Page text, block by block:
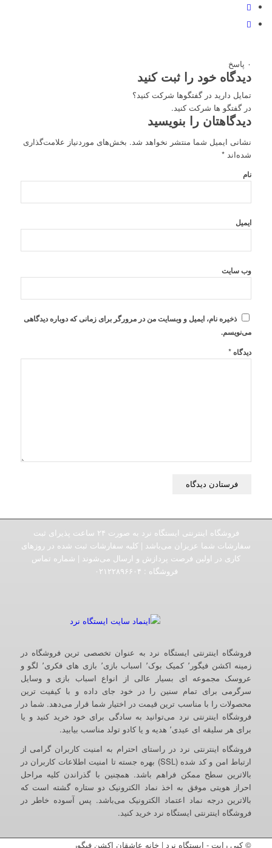
۰ پاسخ
دیدگاه خود را ثبت کنید
تمایل دارید در گفتگوها شرکت کنید؟
در گفتگو ها شرکت کنید.
دیدگاهتان را بنویسید
نشانی ایمیل شما منتشر نخواهد شد. بخش‌های موردنیاز علامت‌گذاری
شده‌اند *
نام
ایمیل
وب‌ سایت
ذخیره نام، ایمیل و وبسایت من در مرورگر برای زمانی که دوباره دیدگاهی
می‌نویسم.
دیدگاه*
فروشگاه اینترنتی ایستگاه نرد به صورت ۲۴ ساعت پذیرای ثبت
سفارشات شما عزیزان می‌باشد | کلیه سفارشات ثبت شده در روزهای
کاری در اولین فرصت پردازش و ارسال می‌شوند | شماره تماس
فروشگاه :‌ ۰۲۱۲۲۸۹۶۶۰۴
فروشگاه اینترنتی ایستگاه نرد به عنوان تخصصی ترین فروشگاه در
زمینه اکشن فیگور٬ کمیک بوک٬ اسباب بازی٬ بازی های فکری٬ لگو و
عروسک مجموعه ای بسیار عالی از انواع اسباب بازی و وسایل
سرگرمی برای تمام سنین را در خود جای داده و با کیفیت ترین
محصولات را با مناسب ترین قیمت در اختیار شما قرار می‌دهد. شما در
فروشگاه اینترنتی نرد می‌توانید به سادگی برای خود خرید کنید و یا
برای هر سلیقه ای عیدی٬ هدیه و یا کادو تولد مناسب بیابید.
فروشگاه اینترنتی نرد در راستای احترام به امنیت کاربران گرامی از
ارتباط امن و کد شده (SSL) بهره جسته تا امنیت اطلاعات کاربران در
بالاترین سطح ممکن فراهم باشد. همچنین با گذراندن کلیه مراحل
احراز هویتی موفق به اخذ نماد الکترونیک دو ستاره گشته است که
بالاترین درجه نماد اعتماد الکترونیک می‌باشد. پس آسوده خاطر در
فروشگاه اینترنتی ایستگاه نرد خرید کنید.
© کپی رایت - ایستگاه نرد | خانه عاشقان اکشن فیگور